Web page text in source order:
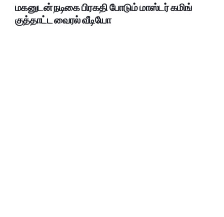
மகனுடன் நடிகை பிரகதி போடும் மாஸ்டர் கமிங்
குத்தாட்ட வைரல் வீடியோ